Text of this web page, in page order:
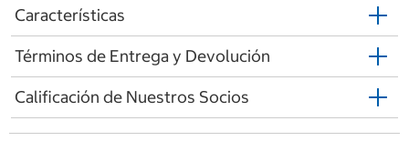
Características
Términos de Entrega y Devolución
Calificación de Nuestros Socios